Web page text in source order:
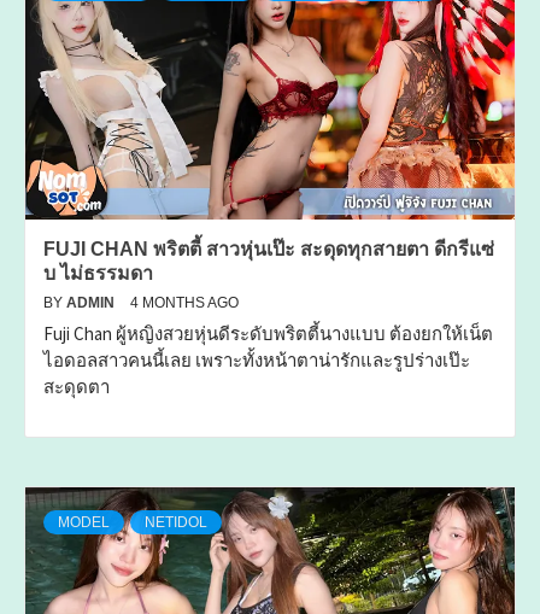
FUJI CHAN พริตตี้ สาวหุ่นเป๊ะ สะดุดทุกสายตา ดีกรีแซ่
บ ไม่ธรรมดา
BY ADMIN 4 MONTHS AGO
Fuji Chan ผู้หญิงสวยหุ่นดีระดับพริตตี้นางแบบ ต้องยกให้เน็ต
ไอดอลสาวคนนี้เลย เพราะทั้งหน้าตาน่ารักและรูปร่างเป๊ะ
สะดุดตา
MODEL NETIDOL